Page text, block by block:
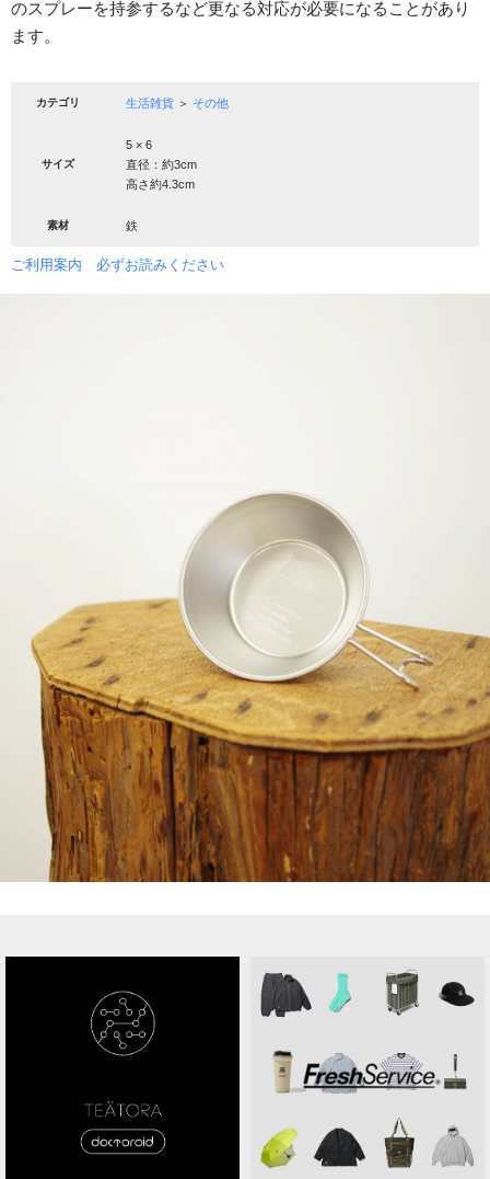
のスプレーを持参するなど更なる対応が必要になることがあり
ます。
カテゴリ 生活雑貨 ＞ その他
サイズ
5 × 6
直径：約3cm
高さ約4.3cm
素材 鉄
ご利用案内 必ずお読みください